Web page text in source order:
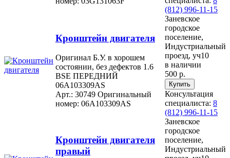
(812) 996-11-15
Кронштейн двигателя
Оригинал Б.У. в хорошем
состоянии, без дефектов 1.6
BSE ПЕРЕДНИЙ
06A103309AS
Арт.: 30749 Оригинальный
номер: 06A103309AS
Заневское
городское
поселение,
Индустриальный
проезд, уч10
в наличии
500 р.
Консультация
специалиста: 8
(812) 996-11-15
Кронштейн двигателя
правый
Заневское
городское
поселение,
Индустриальный